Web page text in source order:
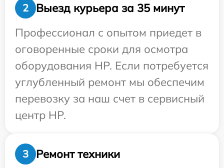
2
Выезд курьера за 35 минут
Профессионал с опытом приедет в
оговоренные сроки для осмотра
оборудования HP. Если потребуется
углубленный ремонт мы обеспечим
перевозку за наш счет в сервисный
центр HP.
3 Ремонт техники